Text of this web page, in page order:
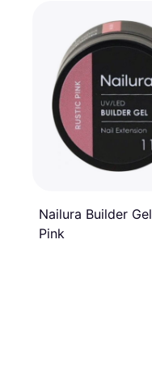
Nailura Builder
Pink